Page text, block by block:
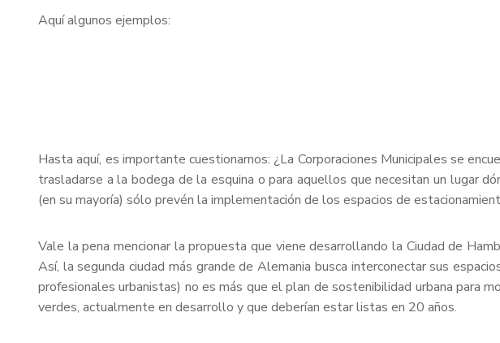
Aquí algunos ejemplos:
Hasta aquí, es importante cuestionarnos: ¿La Corporaciones Municipales se
trasladarse a la bodega de la esquina o para aquellos que necesitan un lugar
(en su mayoría) sólo prevén la implementación de los espacios de
Vale la pena mencionar la propuesta que viene desarrollando la Ciudad de
Así, la segunda ciudad más grande de Alemania busca interconectar sus
profesionales urbanistas) no es más que el plan de sostenibilidad urbana para
verdes, actualmente en desarrollo y que deberían estar listas en 20 años.